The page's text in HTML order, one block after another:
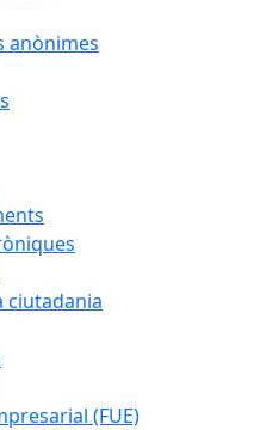
anònimes
ciutadania
(FUE)